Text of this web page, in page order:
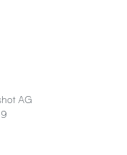
AG